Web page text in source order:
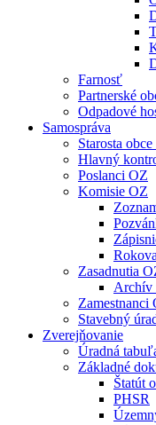
Farnosť
Partnerské
Odpadové
Samospráva
Starosta
Hlavný
Poslanci OZ
Komisie OZ
Zasadnutia
Archív
Zamestnanci
Stavebný
Zverejňovanie
Úradná
Základné
Štatút
PHSR